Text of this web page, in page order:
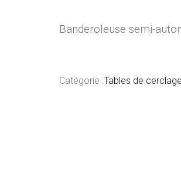
Banderoleuse semi-
Catégorie :Tables de cerclage